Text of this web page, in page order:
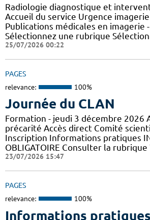
Radiologie diagnostique et
Accueil du service Urgence
Publications médicales en imagerie
Sélectionnez une rubrique
25/07/2026 00:22
PAGES
relevance: 100%
Journée du CLAN
Formation - jeudi 3 décembre 2026
précarité Accès direct Comité
Inscription Informations pratiques
OBLIGATOIRE Consulter la
23/07/2026 15:47
PAGES
relevance: 100%
Informations pratiques